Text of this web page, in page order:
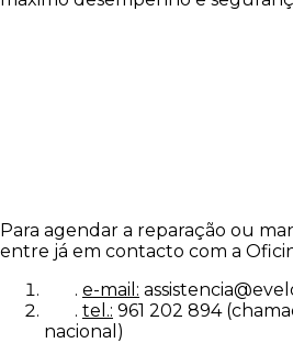
Para agendar a reparação ou
entre já em contacto com a
. e-mail:
. tel.: 961 202 894
nacional)